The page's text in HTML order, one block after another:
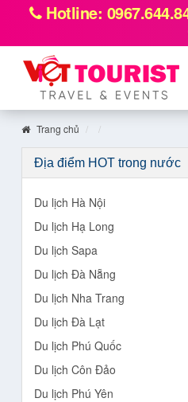
Hotline:
Trang chủ
Địa điểm HOT trong nước
Du lịch Hà Nội
Du lịch Hạ Long
Du lịch Sapa
Du lịch Đà Nẵng
Du lịch Nha Trang
Du lịch Đà Lạt
Du lịch Phú Quốc
Du lịch Côn Đảo
Du lịch Phú Yên